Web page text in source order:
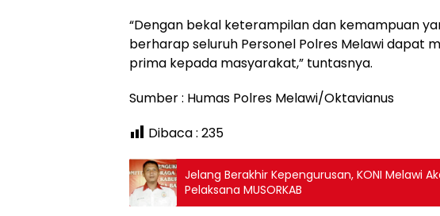
“Dengan bekal keterampilan dan kemampuan
berharap seluruh Personel Polres Melawi dapat
prima kepada masyarakat,” tuntasnya.
Sumber : Humas Polres Melawi/Oktavianus
Dibaca : 235
Jelang Berakhir Kepengurusan, KONI Melawi
Pelaksana MUSORKAB